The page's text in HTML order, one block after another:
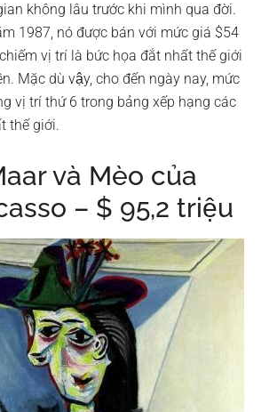
không lâu trước khi mình qua đời.
1987, nó được bán với mức giá $54
vị trí là bức họa đắt nhất thế giới
Mặc dù vậy, cho đến ngày nay, mức
vị trí thứ 6 trong bảng xếp hạng các
thế giới.
và Mèo của
– $ 95,2 triệu